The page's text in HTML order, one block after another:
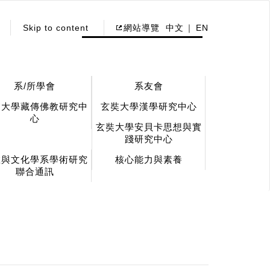
Skip to content 網站導覽 中文 EN
系/所學會
系友會
學藏傳佛教研究中
心
玄奘大學漢學研究中心
玄奘大學安貝卡思想與實
踐研究中心
文化學系學術研究
聯合通訊
核心能力與素養